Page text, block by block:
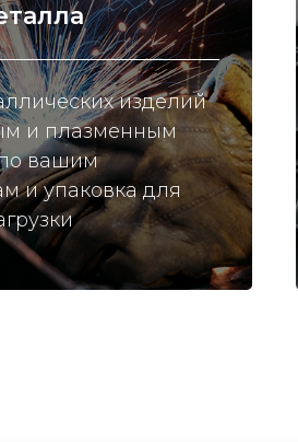
изделий
и плазменным
вашим
и упаковка для